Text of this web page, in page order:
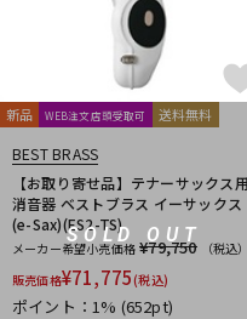
DTM オンライン納品
中古
C.C.シャイニーケース
CAROL BRASS
Charles Davis
Claude Lakey
D'Addario Wood Winds
FAXX
Feadog FIBRACELL
GALAX
Galeon GARD
GL CASES
GLOBAL
GREG BLACK
H.D.A
HERCULES
Hetman
SOLD OUT
新品 WEB注文店頭受取可 送料無料
BEST BRASS
【お取り寄せ品】テナーサックス用
消音器 ベストブラス イーサックス
(e-Sax)(ES2-TS)
メーカー希望小売価格 ¥79,750
（税込）
販売価格¥71,775(税込)
ポイント：1% (652pt)